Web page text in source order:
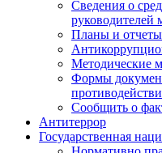
Сведения о
руководителей
Планы и отчеты
Методические
Формы
Сообщить о
Антитеррор
Государственная